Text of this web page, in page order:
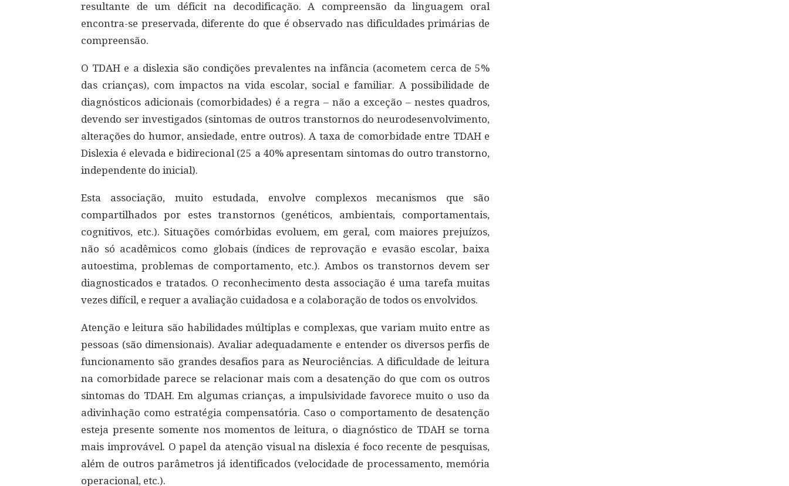
resultante de um déficit na decodificação. A compreensão da linguagem oral
encontra-se preservada, diferente do que é observado nas dificuldades primárias de
compreensão.
O TDAH e a dislexia são condições prevalentes na infância (acometem cerca de 5%
das crianças), com impactos na vida escolar, social e familiar. A possibilidade de
diagnósticos adicionais (comorbidades) é a regra – não a exceção – nestes quadros,
devendo ser investigados (sintomas de outros transtornos do neurodesenvolvimento,
alterações do humor, ansiedade, entre outros). A taxa de comorbidade entre TDAH e
Dislexia é elevada e bidirecional (25 a 40% apresentam sintomas do outro transtorno,
independente do inicial).
Esta associação, muito estudada, envolve complexos mecanismos que são
compartilhados por estes transtornos (genéticos, ambientais, comportamentais,
cognitivos, etc.). Situações comórbidas evoluem, em geral, com maiores prejuízos,
não só acadêmicos como globais (índices de reprovação e evasão escolar, baixa
autoestima, problemas de comportamento, etc.). Ambos os transtornos devem ser
diagnosticados e tratados. O reconhecimento desta associação é uma tarefa muitas
vezes difícil, e requer a avaliação cuidadosa e a colaboração de todos os envolvidos.
Atenção e leitura são habilidades múltiplas e complexas, que variam muito entre as
pessoas (são dimensionais). Avaliar adequadamente e entender os diversos perfis de
funcionamento são grandes desafios para as Neurociências. A dificuldade de leitura
na comorbidade parece se relacionar mais com a desatenção do que com os outros
sintomas do TDAH. Em algumas crianças, a impulsividade favorece muito o uso da
adivinhação como estratégia compensatória. Caso o comportamento de desatenção
esteja presente somente nos momentos de leitura, o diagnóstico de TDAH se torna
mais improvável. O papel da atenção visual na dislexia é foco recente de pesquisas,
além de outros parâmetros já identificados (velocidade de processamento, memória
operacional, etc.).